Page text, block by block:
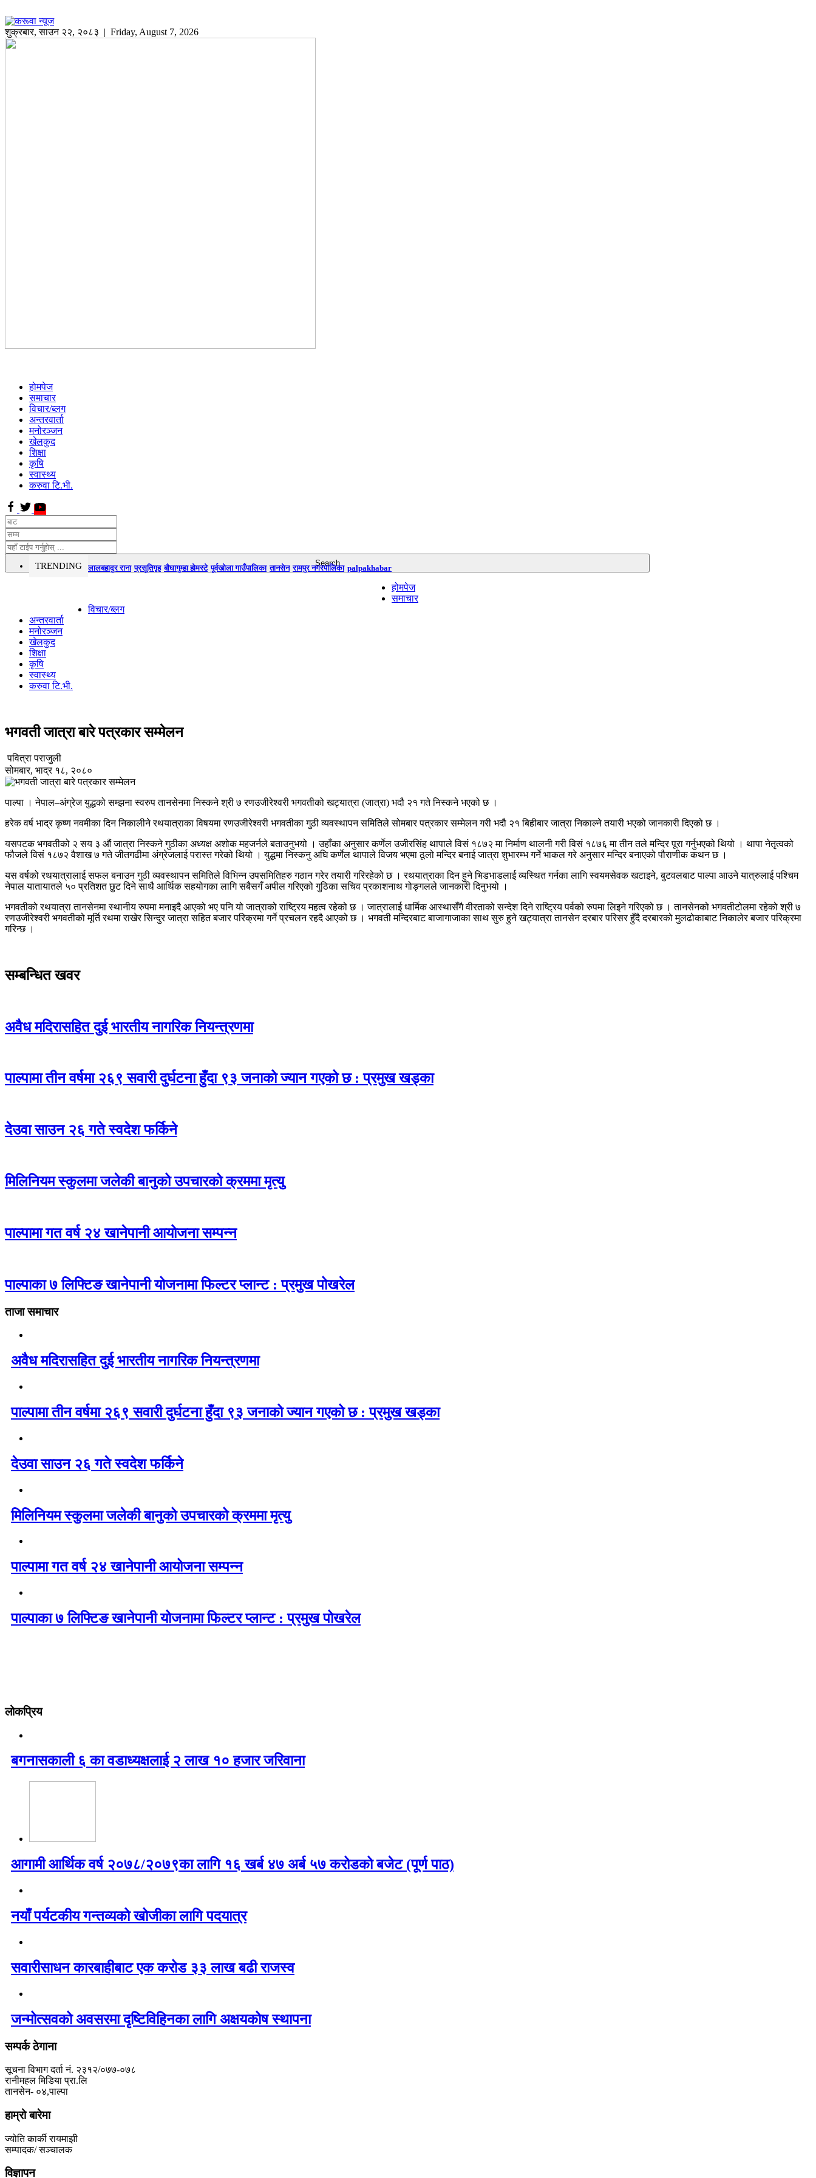
शुक्रबार,साउन २२, २०८३ | Friday, August 7, 2026
होमपेज
समाचार
विचार/ब्लग
अन्तरवार्ता
मनोरञ्जन
खेलकुद
शिक्षा
कृषि
स्वास्थ्य
करुवा टि.भी.
TRENDING लालबहादुर राना प्रसूतिगृह बौघागुम्हा होमस्टे पूर्वखोला गाउँपालिका तानसेन रामपुर नगरपालिका palpakhabar
होमपेज
समाचार
विचार/ब्लग
अन्तरवार्ता
मनोरञ्जन
खेलकुद
शिक्षा
कृषि
स्वास्थ्य
करुवा टि.भी.
भगवती जात्रा बारे पत्रकार सम्मेलन
पवित्रा पराजुली
सोमबार, भाद्र १८, २०८०
पाल्पा । नेपाल–अंग्रेज युद्धको सम्झना स्वरुप तानसेनमा निस्कने श्री ७ रणउजीरेश्वरी भगवतीको खट्यात्रा (जात्रा) भदौ २१ गते निस्कने भएको छ ।
हरेक वर्ष भाद्र कृष्ण नवमीका दिन निकालीने रथयात्राका विषयमा रणउजीरेश्वरी भगवतीका गुठी व्यवस्थापन समितिले सोमबार पत्रकार सम्मेलन गरी भदौ २१ बिहीबार जात्रा निकाल्ने तयारी भएको जानकारी दिएको छ ।
यसपटक भगवतीको २ सय ३ औं जात्रा निस्कने गुठीका अध्यक्ष अशोक महजर्नले बताउनुभयो । उहाँका अनुसार कर्णेल उजीरसिंह थापाले विसं १८७२ मा निर्माण थालनी गरी विसं १८७६ मा तीन तले मन्दिर पूरा गर्नुभएको थियो । थापा नेतृत्वको
फौजले विसं १८७२ वैशाख ७ गते जीतगढीमा अंग्रेजलाई परास्त गरेको थियो । युद्धमा निस्कनु अघि कर्णेल थापाले विजय भएमा ठूलो मन्दिर बनाई जात्रा शुभारम्भ गर्ने भाकल गरे अनुसार मन्दिर बनाएको पौराणीक कथन छ ।
यस वर्षको रथयात्रालाई सफल बनाउन गुठी व्यवस्थापन समितिले विभिन्न उपसमितिहरु गठान गरेर तयारी गरिरहेको छ । रथयात्राका दिन हुने भिडभाडलाई व्यस्थित गर्नका लागि स्वयमसेवक खटाइने, बुटवलबाट पाल्पा आउने यात्रुलाई पश्चिम
नेपाल यातायातले ५० प्रतिशत छुट दिने साथै आर्थिक सहयोगका लागि सबैसगँ अपील गरिएको गुठिका सचिव प्रकाशनाथ गोङ्गलले जानकारी दिनुभयो ।
भगवतीको रथयात्रा तानसेनमा स्थानीय रुपमा मनाइदै आएको भए पनि यो जात्राको राष्ट्रिय महत्व रहेको छ । जात्रालाई धार्मिक आस्थासँगै वीरताको सन्देश दिने राष्ट्रिय पर्वको रुपमा लिइने गरिएको छ । तानसेनको भगवतीटोलमा रहेको श्री ७
रणउजीरेश्वरी भगवतीको मूर्ति रथमा राखेर सिन्दुर जात्रा सहित बजार परिक्रमा गर्ने प्रचलन रहदै आएको छ । भगवती मन्दिरबाट बाजागाजाका साथ सुरु हुने खट्यात्रा तानसेन दरबार परिसर हुँदै दरबारको मुलढोकाबाट निकालेर बजार परिक्रमा
गरिन्छ ।
सम्बन्धित खवर
अवैध मदिरासहित दुई भारतीय नागरिक नियन्त्रणमा
पाल्पामा तीन वर्षमा २६९ सवारी दुर्घटना हुँदा ९३ जनाको ज्यान गएको छ : प्रमुख खड्का
देउवा साउन २६ गते स्वदेश फर्किने
मिलिनियम स्कुलमा जलेकी बानुको उपचारको क्रममा मृत्यु
पाल्पामा गत वर्ष २४ खानेपानी आयोजना सम्पन्न
पाल्पाका ७ लिफ्टिङ खानेपानी योजनामा फिल्टर प्लान्ट : प्रमुख पोखरेल
ताजा समाचार
अवैध मदिरासहित दुई भारतीय नागरिक नियन्त्रणमा
पाल्पामा तीन वर्षमा २६९ सवारी दुर्घटना हुँदा ९३ जनाको ज्यान गएको छ : प्रमुख खड्का
देउवा साउन २६ गते स्वदेश फर्किने
मिलिनियम स्कुलमा जलेकी बानुको उपचारको क्रममा मृत्यु
पाल्पामा गत वर्ष २४ खानेपानी आयोजना सम्पन्न
पाल्पाका ७ लिफ्टिङ खानेपानी योजनामा फिल्टर प्लान्ट : प्रमुख पोखरेल
लोकप्रिय
बगनासकाली ६ का वडाध्यक्षलाई २ लाख १० हजार जरिवाना
आगामी आर्थिक वर्ष २०७८/२०७९का लागि १६ खर्ब ४७ अर्ब ५७ करोडको बजेट (पूर्ण पाठ)
नयाँ पर्यटकीय गन्तव्यको खोजीका लागि पदयात्र
सवारीसाधन कारबाहीबाट एक करोड ३३ लाख बढी राजस्व
जन्मोत्सवको अवसरमा दृष्टिविहिनका लागि अक्षयकोष स्थापना
सम्पर्क ठेगाना
सूचना विभाग दर्ता नं. २३१२/०७७-०७८
रानीमहल मिडिया प्रा.लि
तानसेन- ०४,पाल्पा
हाम्रो बारेमा
ज्योति कार्की रायमाझी
सम्पादक/ सञ्चालक
विज्ञापन